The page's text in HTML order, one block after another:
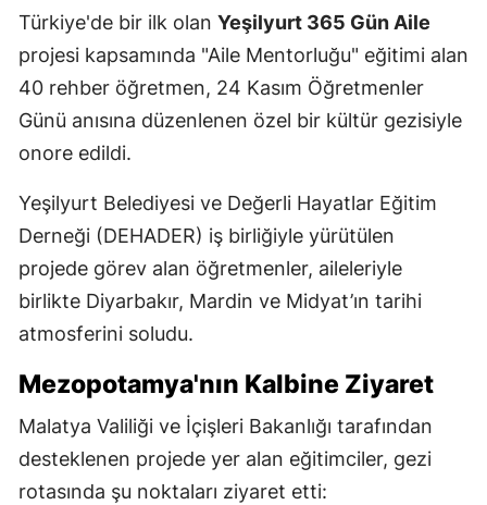
Türkiye'de bir ilk olan Yeşilyurt 365 Gün Aile
projesi kapsamında "Aile Mentorluğu" eğitimi alan
40 rehber öğretmen, 24 Kasım Öğretmenler
Günü anısına düzenlenen özel bir kültür gezisiyle
onore edildi.
Yeşilyurt Belediyesi ve Değerli Hayatlar Eğitim
Derneği (DEHADER) iş birliğiyle yürütülen
projede görev alan öğretmenler, aileleriyle
birlikte Diyarbakır, Mardin ve Midyat’ın tarihi
atmosferini soludu.
Mezopotamya'nın Kalbine Ziyaret
Malatya Valiliği ve İçişleri Bakanlığı tarafından
desteklenen projede yer alan eğitimciler, gezi
rotasında şu noktaları ziyaret etti: